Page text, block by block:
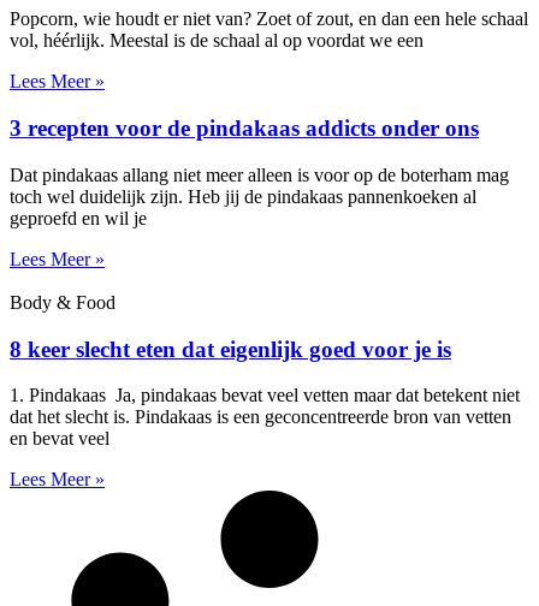
Popcorn, wie houdt er niet van? Zoet of zout, en dan een hele schaal
vol, héérlijk. Meestal is de schaal al op voordat we een
Lees Meer »
3 recepten voor de pindakaas addicts onder ons
Dat pindakaas allang niet meer alleen is voor op de boterham mag
toch wel duidelijk zijn. Heb jij de pindakaas pannenkoeken al
geproefd en wil je
Lees Meer »
Body & Food
8 keer slecht eten dat eigenlijk goed voor je is
1. Pindakaas Ja, pindakaas bevat veel vetten maar dat betekent niet
dat het slecht is. Pindakaas is een geconcentreerde bron van vetten
en bevat veel
Lees Meer »